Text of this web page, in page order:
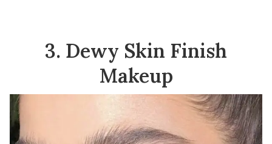
3. Dewy Skin Finish
Makeup